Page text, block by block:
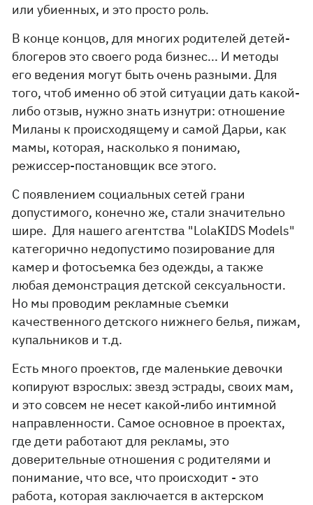
или убиенных, и это просто роль.
В конце концов, для многих родителей детей-
блогеров это своего рода бизнес... И методы
его ведения могут быть очень разными. Для
того, чтоб именно об этой ситуации дать какой-
либо отзыв, нужно знать изнутри: отношение
Миланы к происходящему и самой Дарьи, как
мамы, которая, насколько я понимаю,
режиссер-постановщик все этого.
С появлением социальных сетей грани
допустимого, конечно же, стали значительно
шире. Для нашего агентства "LolaKIDS Models"
категорично недопустимо позирование для
камер и фотосъемка без одежды, а также
любая демонстрация детской сексуальности.
Но мы проводим рекламные съемки
качественного детского нижнего белья, пижам,
купальников и т.д.
Есть много проектов, где маленькие девочки
копируют взрослых: звезд эстрады, своих мам,
и это совсем не несет какой-либо интимной
направленности. Самое основное в проектах,
где дети работают для рекламы, это
доверительные отношения с родителями и
понимание, что все, что происходит - это
работа, которая заключается в актерском